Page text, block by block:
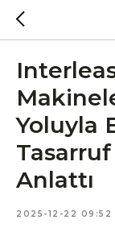
Yoluyla
Tasarruf
Anlattı
2025-12-22 09:52